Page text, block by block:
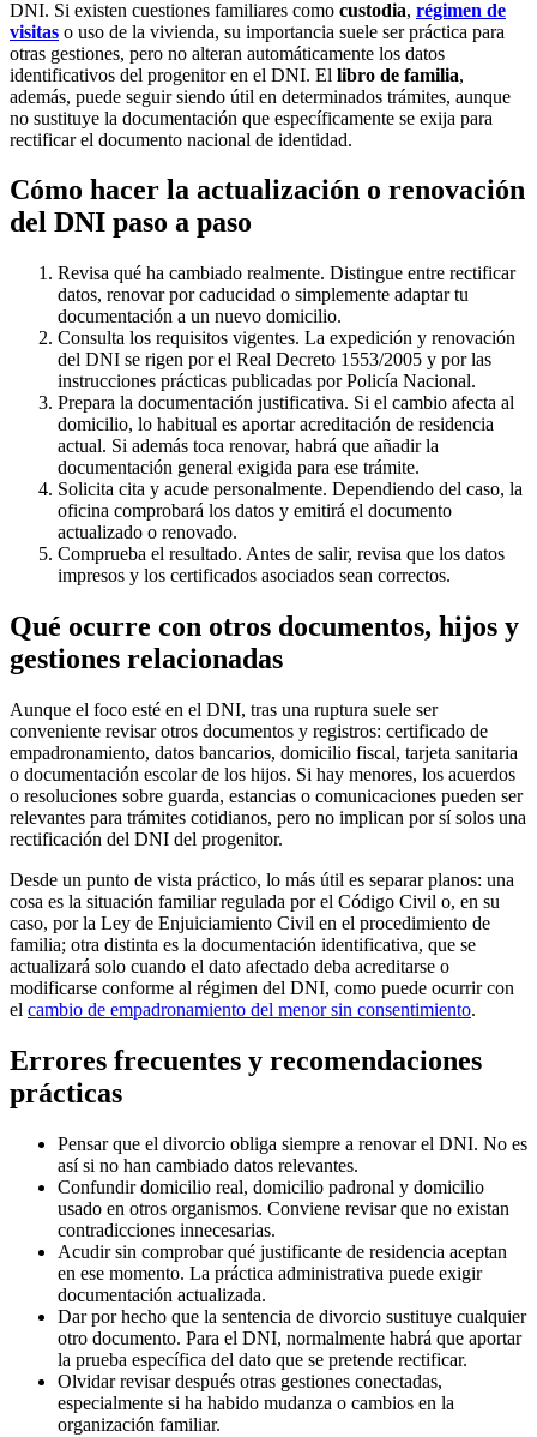
DNI. Si existen cuestiones familiares como custodia, régimen de
visitas o uso de la vivienda, su importancia suele ser práctica para
otras gestiones, pero no alteran automáticamente los datos
identificativos del progenitor en el DNI. El libro de familia,
además, puede seguir siendo útil en determinados trámites, aunque
no sustituye la documentación que específicamente se exija para
rectificar el documento nacional de identidad.
Cómo hacer la actualización o renovación
del DNI paso a paso
Revisa qué ha cambiado realmente. Distingue entre rectificar
datos, renovar por caducidad o simplemente adaptar tu
documentación a un nuevo domicilio.
Consulta los requisitos vigentes. La expedición y renovación
del DNI se rigen por el Real Decreto 1553/2005 y por las
instrucciones prácticas publicadas por Policía Nacional.
Prepara la documentación justificativa. Si el cambio afecta al
domicilio, lo habitual es aportar acreditación de residencia
actual. Si además toca renovar, habrá que añadir la
documentación general exigida para ese trámite.
Solicita cita y acude personalmente. Dependiendo del caso, la
oficina comprobará los datos y emitirá el documento
actualizado o renovado.
Comprueba el resultado. Antes de salir, revisa que los datos
impresos y los certificados asociados sean correctos.
Qué ocurre con otros documentos, hijos y
gestiones relacionadas
Aunque el foco esté en el DNI, tras una ruptura suele ser
conveniente revisar otros documentos y registros: certificado de
empadronamiento, datos bancarios, domicilio fiscal, tarjeta sanitaria
o documentación escolar de los hijos. Si hay menores, los acuerdos
o resoluciones sobre guarda, estancias o comunicaciones pueden ser
relevantes para trámites cotidianos, pero no implican por sí solos una
rectificación del DNI del progenitor.
Desde un punto de vista práctico, lo más útil es separar planos: una
cosa es la situación familiar regulada por el Código Civil o, en su
caso, por la Ley de Enjuiciamiento Civil en el procedimiento de
familia; otra distinta es la documentación identificativa, que se
actualizará solo cuando el dato afectado deba acreditarse o
modificarse conforme al régimen del DNI, como puede ocurrir con
el cambio de empadronamiento del menor sin consentimiento.
Errores frecuentes y recomendaciones
prácticas
Pensar que el divorcio obliga siempre a renovar el DNI. No es
así si no han cambiado datos relevantes.
Confundir domicilio real, domicilio padronal y domicilio
usado en otros organismos. Conviene revisar que no existan
contradicciones innecesarias.
Acudir sin comprobar qué justificante de residencia aceptan
en ese momento. La práctica administrativa puede exigir
documentación actualizada.
Dar por hecho que la sentencia de divorcio sustituye cualquier
otro documento. Para el DNI, normalmente habrá que aportar
la prueba específica del dato que se pretende rectificar.
Olvidar revisar después otras gestiones conectadas,
especialmente si ha habido mudanza o cambios en la
organización familiar.